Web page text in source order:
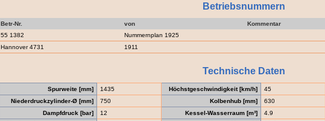
Betriebsnummern
Betr-Nr. von Kommentar
55 1382
Nummernplan 1925
Hannover 4731
1911
Technische Daten
Spurweite [mm] 1435 Höchstgeschwindigkeit [km/h] 45
Niederdruckzylinder-Ø [mm]
750 Kolbenhub [mm] 630
Dampfdruck [bar]
12 Kessel-Wasserraum [m³] 4.9